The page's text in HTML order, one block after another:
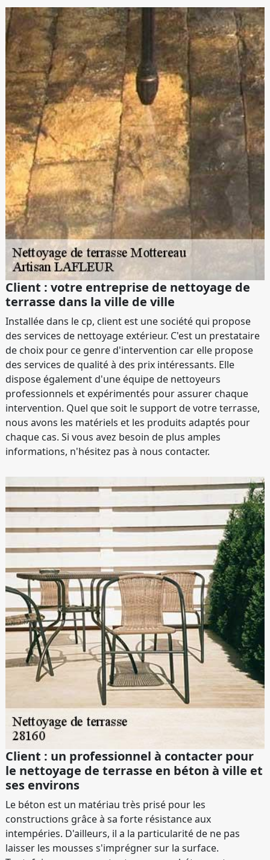
Client : votre entreprise de nettoyage de
terrasse dans la ville de ville
Installée dans le cp, client est une société qui propose
des services de nettoyage extérieur. C'est un prestataire
de choix pour ce genre d'intervention car elle propose
des services de qualité à des prix intéressants. Elle
dispose également d'une équipe de nettoyeurs
professionnels et expérimentés pour assurer chaque
intervention. Quel que soit le support de votre terrasse,
nous avons les matériels et les produits adaptés pour
chaque cas. Si vous avez besoin de plus amples
informations, n'hésitez pas à nous contacter.
Client : un professionnel à contacter pour
le nettoyage de terrasse en béton à ville et
ses environs
Le béton est un matériau très prisé pour les
constructions grâce à sa forte résistance aux
intempéries. D'ailleurs, il a la particularité de ne pas
laisser les mousses s'imprégner sur la surface.